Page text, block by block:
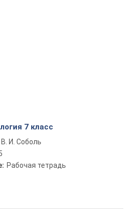
7 класс
В. И. Соболь
Рабочая тетрадь